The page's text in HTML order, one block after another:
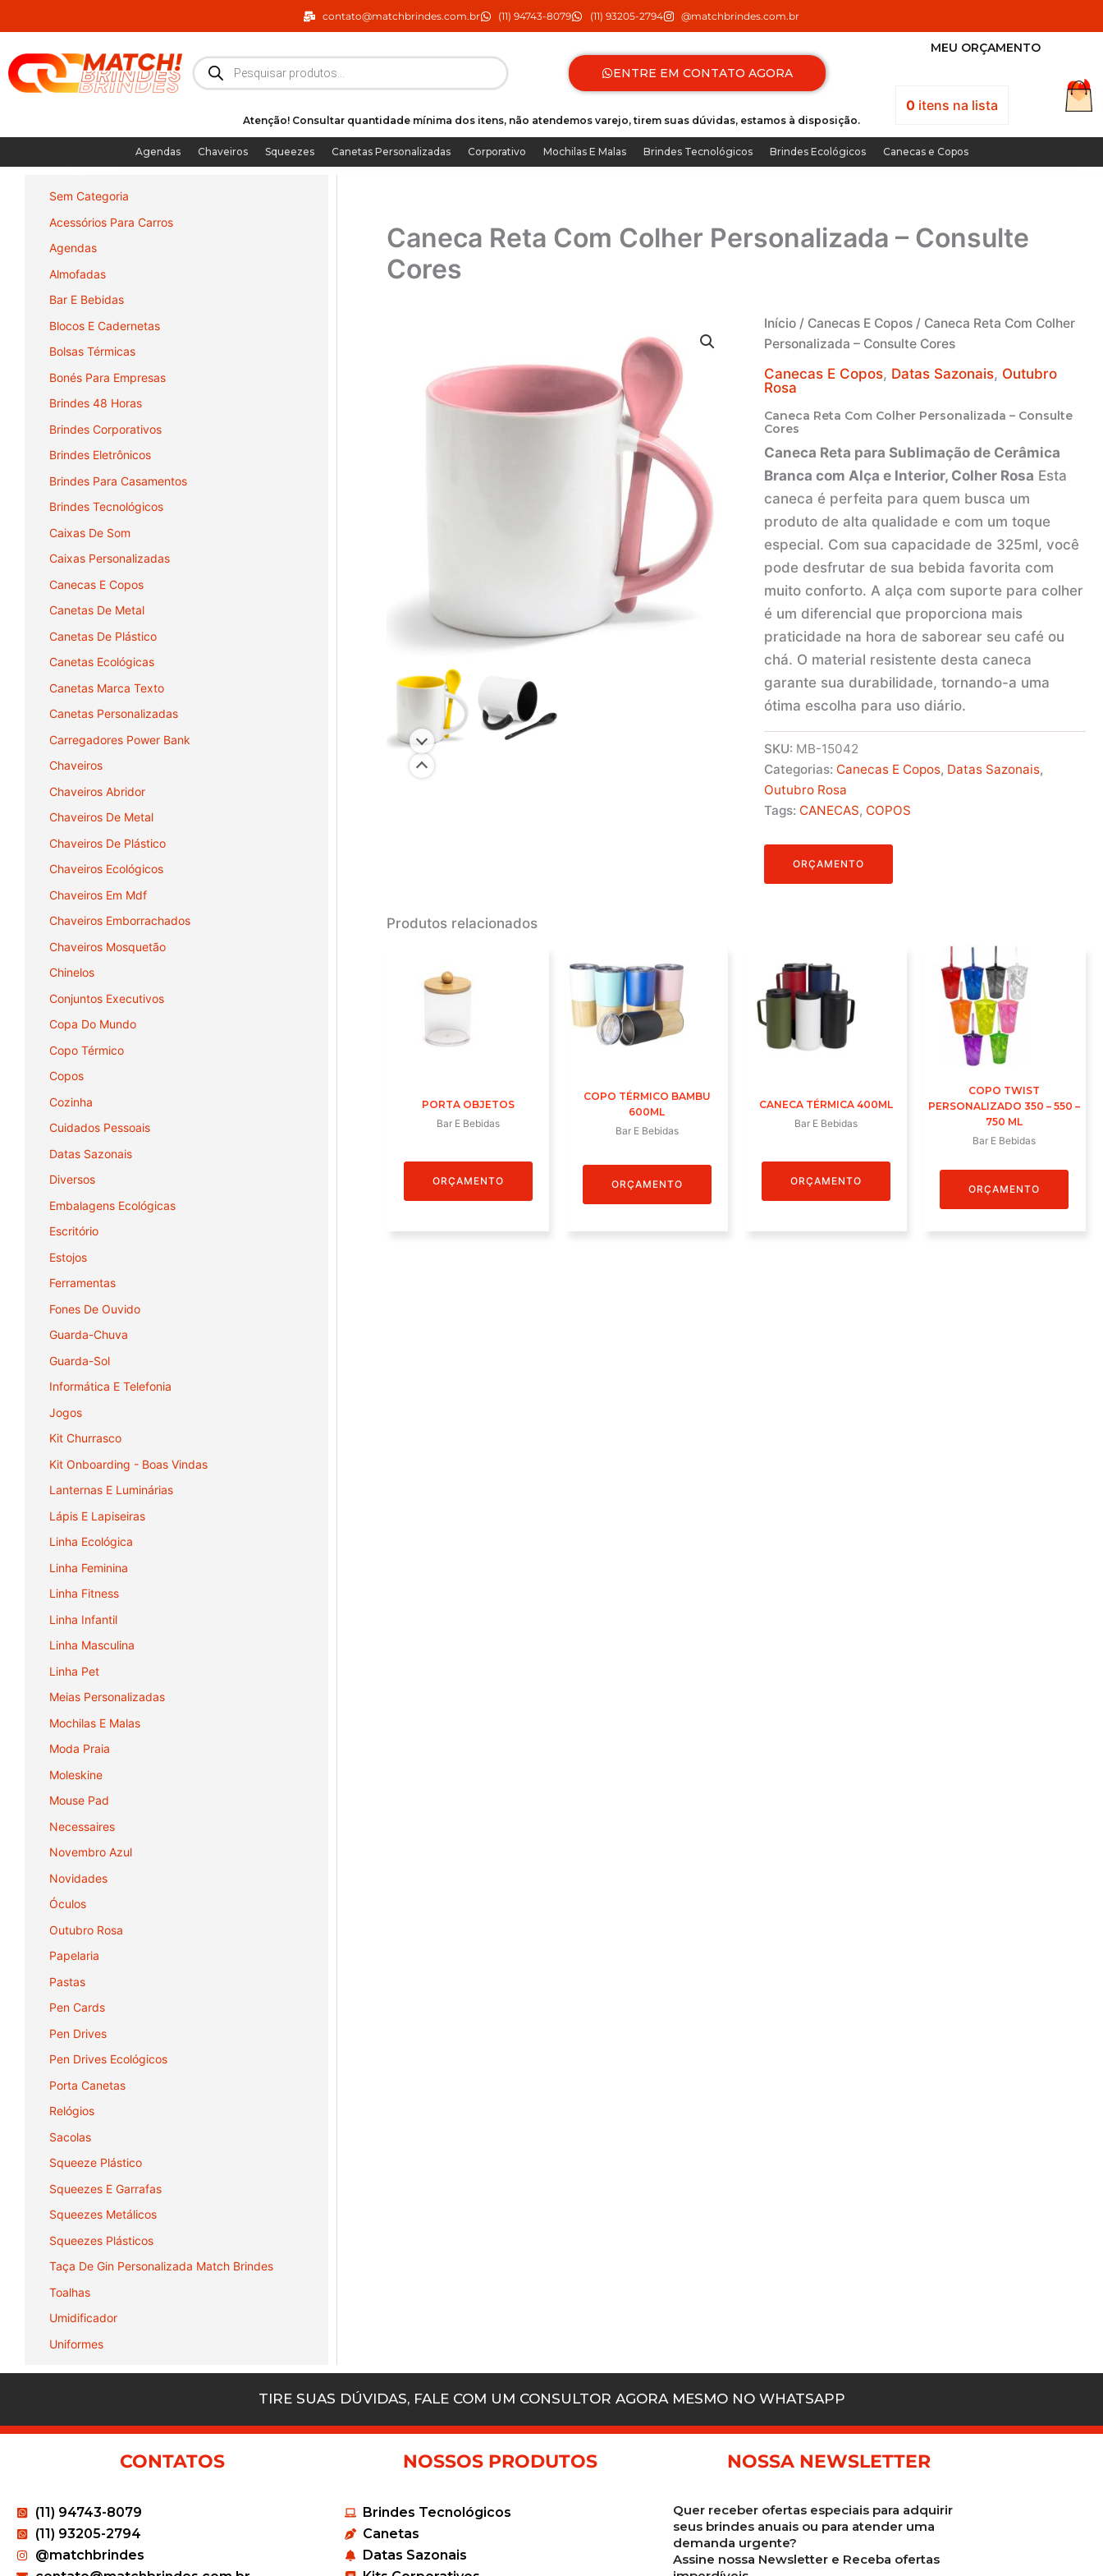
para
conteúdo
contato@matchbrindes.com.br (11) 94743-8079 (11) 93205-2794 @matchbrindes.com.br
Pesquisar
produtos
ENTRE EM CONTATO AGORA
MEU ORÇAMENTO
0itens na lista
Atenção! Consultar quantidade mínima dos itens, não atendemos varejo, tirem suas dúvidas, estamos à disposição.
Agendas Chaveiros Squeezes Canetas Personalizadas Corporativo Mochilas E Malas Brindes Tecnológicos Brindes Ecológicos Canecas e Copos
Sem Categoria
Acessórios Para Carros
Agendas
Almofadas
Bar E Bebidas
Blocos E Cadernetas
Bolsas Térmicas
Bonés Para Empresas
Brindes 48 Horas
Brindes Corporativos
Brindes Eletrônicos
Brindes Para Casamentos
Brindes Tecnológicos
Caixas De Som
Caixas Personalizadas
Canecas E Copos
Canetas De Metal
Canetas De Plástico
Canetas Ecológicas
Canetas Marca Texto
Canetas Personalizadas
Carregadores Power Bank
Chaveiros
Chaveiros Abridor
Chaveiros De Metal
Chaveiros De Plástico
Chaveiros Ecológicos
Chaveiros Em Mdf
Chaveiros Emborrachados
Chaveiros Mosquetão
Chinelos
Conjuntos Executivos
Copa Do Mundo
Copo Térmico
Copos
Cozinha
Cuidados Pessoais
Datas Sazonais
Diversos
Embalagens Ecológicas
Escritório
Estojos
Ferramentas
Fones De Ouvido
Guarda-Chuva
Guarda-Sol
Informática E Telefonia
Jogos
Kit Churrasco
Kit Onboarding - Boas Vindas
Lanternas E Luminárias
Lápis E Lapiseiras
Linha Ecológica
Linha Feminina
Linha Fitness
Linha Infantil
Linha Masculina
Linha Pet
Meias Personalizadas
Mochilas E Malas
Moda Praia
Moleskine
Mouse Pad
Necessaires
Novembro Azul
Novidades
Óculos
Outubro Rosa
Papelaria
Pastas
Pen Cards
Pen Drives
Pen Drives Ecológicos
Porta Canetas
Relógios
Sacolas
Squeeze Plástico
Squeezes E Garrafas
Squeezes Metálicos
Squeezes Plásticos
Taça De Gin Personalizada Match Brindes
Toalhas
Umidificador
Uniformes
Caneca Reta Com Colher Personalizada – Consulte
Cores
Início / Canecas E Copos / Caneca Reta Com Colher
Personalizada – Consulte Cores
Canecas E Copos, Datas Sazonais, Outubro
Rosa
Caneca Reta Com Colher Personalizada – Consulte
Cores
Caneca Reta para Sublimação de Cerâmica
Branca com Alça e Interior, Colher Rosa Esta
caneca é perfeita para quem busca um
produto de alta qualidade e com um toque
especial. Com sua capacidade de 325ml, você
pode desfrutar de sua bebida favorita com
muito conforto. A alça com suporte para colher
é um diferencial que proporciona mais
praticidade na hora de saborear seu café ou
chá. O material resistente desta caneca
garante sua durabilidade, tornando-a uma
ótima escolha para uso diário.
SKU: MB-15042
Categorias: Canecas E Copos, Datas Sazonais,
Outubro Rosa
Tags: CANECAS, COPOS
ORÇAMENTO
Produtos relacionados
PORTA OBJETOS
Bar E Bebidas
ORÇAMENTO
COPO TÉRMICO BAMBU
600ML
Bar E Bebidas
ORÇAMENTO
CANECA TÉRMICA 400ML
Bar E Bebidas
ORÇAMENTO
COPO TWIST
PERSONALIZADO 350 – 550 –
750 ML
Bar E Bebidas
ORÇAMENTO
TIRE SUAS DÚVIDAS, FALE COM UM CONSULTOR AGORA MESMO NO WHATSAPP
CONTATOS
(11) 94743-8079
(11) 93205-2794
@matchbrindes
NOSSOS PRODUTOS
Brindes Tecnológicos
Canetas
Datas Sazonais
NOSSA NEWSLETTER
Quer receber ofertas especiais para adquirir
seus brindes anuais ou para atender uma
demanda urgente?
Assine nossa Newsletter e Receba ofertas